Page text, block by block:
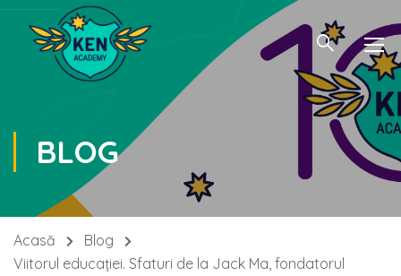
BLOG
Acasă
Blog
Viitorul educației. Sfaturi de la Jack Ma, fondatorul